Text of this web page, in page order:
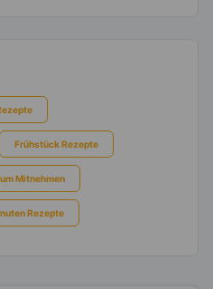
Frühstück Rezepte
Mitnehmen
Rezepte